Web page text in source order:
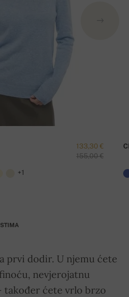
133,30 €
155,00 €
+1
prvi dodir. U njemu ćete
nevjerojatnu
ćete vrlo brzo